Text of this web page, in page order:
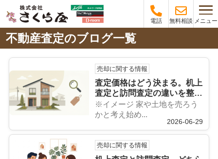
電話 無料相談 メニュー
不動産査定のブログ一覧
売却に関する情報
査定価格はどう決まる。机上
査定と訪問査定の違いを整理
する
※イメージ 家や土地を売ろう
かと考え始め...
2026-06-29
売却に関する情報